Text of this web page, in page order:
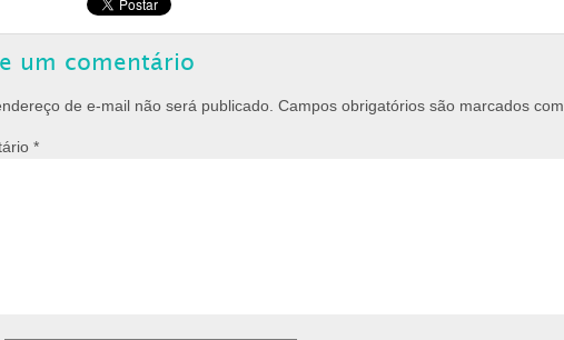
um comentário
de e-mail não será publicado. Campos obrigatórios são marcados com
*